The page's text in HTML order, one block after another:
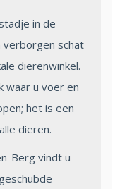
in de
schat
dierenwinkel.
waar u voer en
het is een
dieren.
Berg vindt u